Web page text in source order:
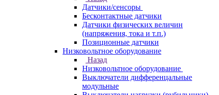
Датчики/сенсоры
Бесконтактные датчики
Датчики физических величин
(напряжения, тока и т.п.)
Позиционные датчики
Низковольтное оборудование
Назад
Низковольтное оборудование
Выключатели дифференцальные
модульные